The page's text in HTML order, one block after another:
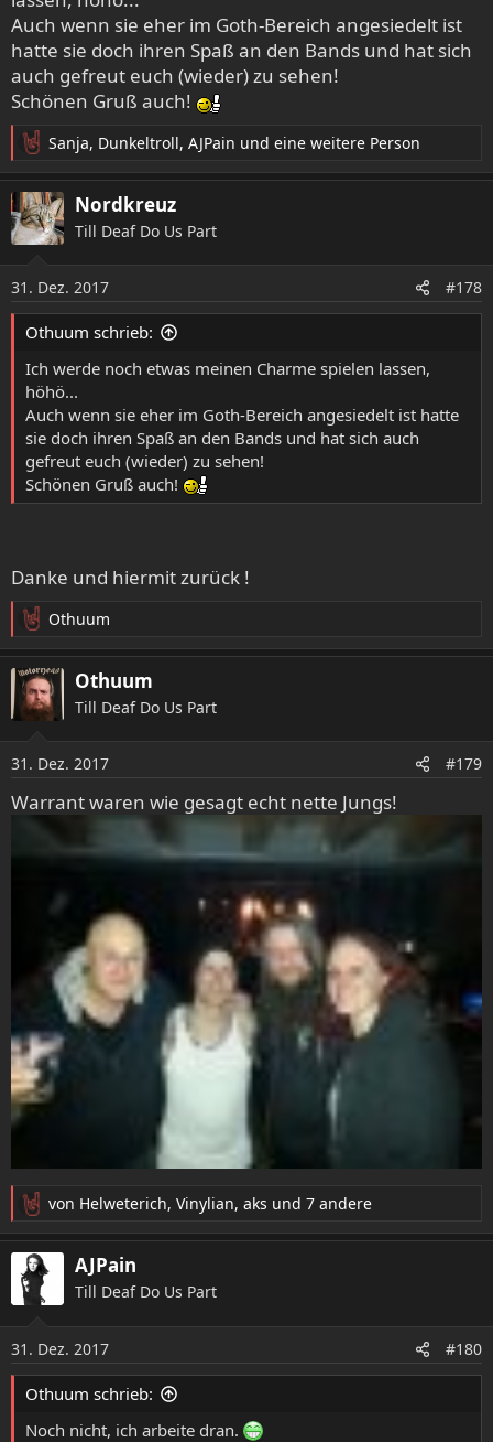
Auch wenn sie eher im Goth-Bereich angesiedelt ist
hatte sie doch ihren Spaß an den Bands und hat sich
auch gefreut euch (wieder) zu sehen!
Schönen Gruß auch!
R
e
a
k
t
o
n
e
n
Sanja, Dunkeltroll, AJPain und eine weitere Person
Nordkreuz
Till Deaf Do Us Part
31. Dez. 2017 #178
Othuum schrieb:
Ich werde noch etwas meinen Charme spielen lassen,
höhö...
Auch wenn sie eher im Goth-Bereich angesiedelt ist hatte
sie doch ihren Spaß an den Bands und hat sich auch
gefreut euch (wieder) zu sehen!
Schönen Gruß auch!
Danke und hiermit zurück !
R
e
a
k
o
n
e
n
Othuum
Othuum
Till Deaf Do Us Part
31. Dez. 2017 #179
Warrant waren wie gesagt echt nette Jungs!
R
e
a
k
t
n
e
n
von Helweterich, Vinylian, aks und 7 andere
AJPain
Till Deaf Do Us Part
31. Dez. 2017 #180
Othuum schrieb:
Noch nicht, ich arbeite dran.